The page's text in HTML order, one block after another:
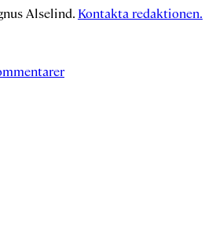
Alselind. Kontakta redaktionen.